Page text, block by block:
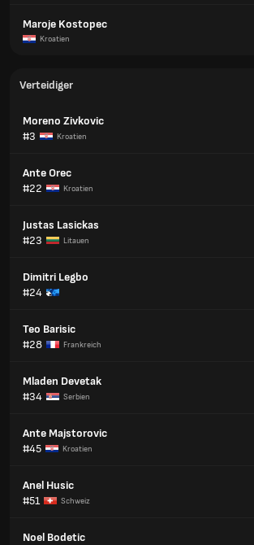
Maroje Kostopec
Kroatien
Verteidiger
Moreno Zivkovic
#3
Kroatien
Ante Orec
#22
Kroatien
Justas Lasickas
#23
Litauen
Dimitri Legbo
#24
Teo Barisic
#28
Frankreich
Mladen Devetak
#34
Serbien
Ante Majstorovic
#45
Kroatien
Anel Husic
#51
Schweiz
Noel Bodetic